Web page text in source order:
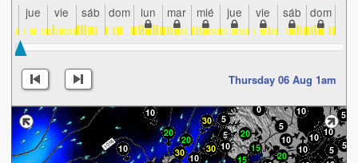
jue vie sáb dom lun mar mié jue vie sáb dom
Thursday 06 Aug 1am